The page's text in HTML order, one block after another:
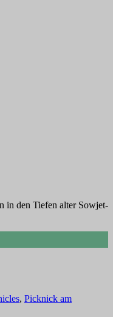
in den Tiefen alter Sowjet-
, Picknick am